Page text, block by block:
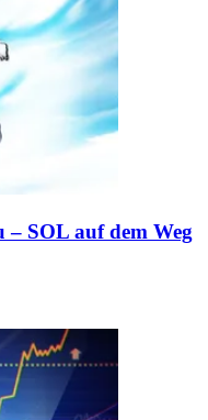
– SOL auf dem Weg